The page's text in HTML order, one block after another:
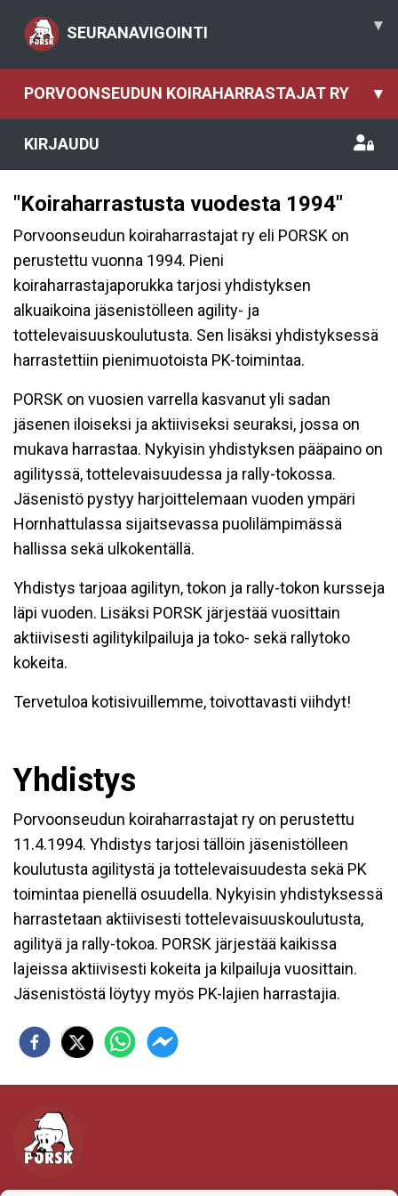
SEURANAVIGOINTI ▾
PORVOONSEUDUN KOIRAHARRASTAJAT RY ▾
KIRJAUDU
"Koiraharrastusta vuodesta 1994"
Porvoonseudun koiraharrastajat ry eli PORSK on
perustettu vuonna 1994. Pieni
koiraharrastajaporukka tarjosi yhdistyksen
alkuaikoina jäsenistölleen agility- ja
tottelevaisuuskoulutusta. Sen lisäksi yhdistyksessä
harrastettiin pienimuotoista PK-toimintaa.
PORSK on vuosien varrella kasvanut yli sadan
jäsenen iloiseksi ja aktiiviseksi seuraksi, jossa on
mukava harrastaa. Nykyisin yhdistyksen pääpaino on
agilityssä,tottelevaisuudessa ja rally-tokossa.
Jäsenistö pystyy harjoittelemaan vuoden ympäri
Hornhattulassa sijaitsevassa puolilämpimässä
hallissa sekä ulkokentäll ä.
Yhdistys tarjoaa agilityn,tokon ja rally-tokon kursseja
läpi vuoden. Lisäksi PORSK järjestää vuosittain
aktiivisesti agilitykilpailuja ja toko- sekä rallytoko
kokeita.
Tervetuloa kotisivuillemme, toivottavasti viihdyt!
Yhdistys
Porvoonseudun koiraharrastajat ry on perustettu
11.4.1994. Yhdistys tarjosi tällöin jäsenistölleen
koulutusta agilitystä ja tottelevaisuudesta sekä PK
toimintaa pienellä osuudella. Nykyisin yhdistyksessä
harrastetaan aktiivisesti tottelevaisuuskoulutusta,
agilityä ja rally-tokoa. PORSK järjestää kaikissa
lajeissa aktiivisesti kokeita ja kilpailuja vuosittain.
Jäsenistöstä löytyy myös PK-lajien harrastajia.